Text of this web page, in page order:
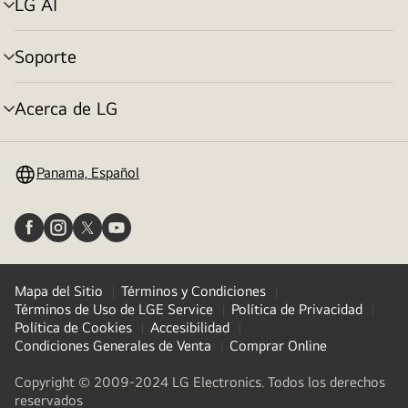
Alternar
menú
Soporte
Alternar
menú
Acerca de LG
Alternar
Panama, Español
Mapa del Sitio
Términos y Condiciones
Términos de Uso de LGE Service
Política de Privacidad
Política de Cookies
Accesibilidad
Condiciones Generales de Venta
Comprar Online
Copyright © 2009-2024 LG Electronics. Todos los derechos
reservados